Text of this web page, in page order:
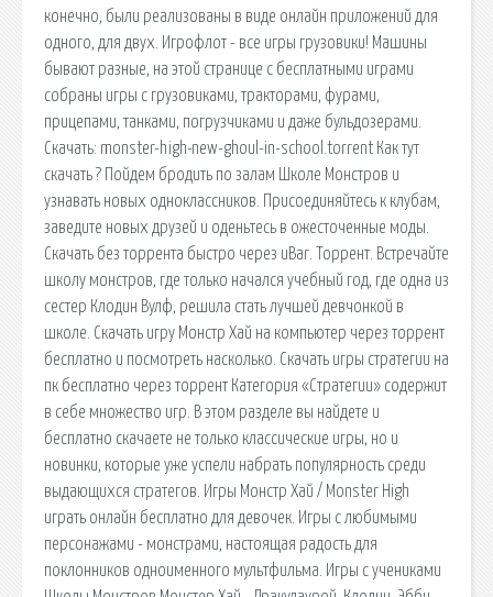
конечно, были реализованы в виде онлайн приложений для
одного, для двух. Игрофлот - все игры грузовики! Машины
бывают разные, на этой странице с бесплатными играми
собраны игры с грузовиками, тракторами, фурами,
прицепами, танками, погрузчиками и даже бульдозерами.
Скачать: monster-high-new-ghoul-in-school.torrent Как тут
скачать ? Пойдем бродить по залам Школе Монстров и
узнавать новых одноклассников. Присоединяйтесь к клубам,
заведите новых друзей и оденьтесь в ожесточенные моды.
Скачать без торрента быстро через uBar. Торрент. Встречайте
школу монстров, где только начался учебный год, где одна из
сестер Клодин Вулф, решила стать лучшей девчонкой в
школе. Скачать игру Монстр Хай на компьютер через торрент
бесплатно и посмотреть насколько. Скачать игры стратегии на
пк бесплатно через торрент Категория «Стратегии» содержит
в себе множество игр. В этом разделе вы найдете и
бесплатно скачаете не только классические игры, но и
новинки, которые уже успели набрать популярность среди
выдающихся стратегов. Игры Монстр Хай / Monster High
играть онлайн бесплатно для девочек. Игры с любимыми
персонажами - монстрами, настоящая радость для
поклонников одноименного мультфильма. Игры с учениками